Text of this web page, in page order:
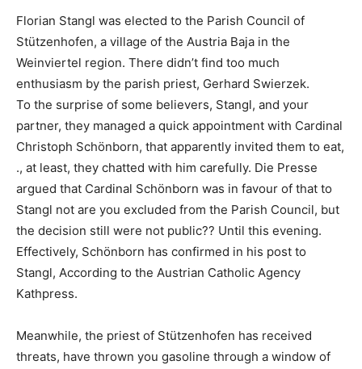
Florian Stangl was elected to the Parish Council of
Stützenhofen, a village of the Austria Baja in the
Weinviertel region. There didn’t find too much
enthusiasm by the parish priest, Gerhard Swierzek.
To the surprise of some believers, Stangl, and your
partner, they managed a quick appointment with Cardinal
Christoph Schönborn, that apparently invited them to eat,
., at least, they chatted with him carefully. Die Presse
argued that Cardinal Schönborn was in favour of that to
Stangl not are you excluded from the Parish Council, but
the decision still were not public?? Until this evening.
Effectively, Schönborn has confirmed in his post to
Stangl, According to the Austrian Catholic Agency
Kathpress.
Meanwhile, the priest of Stützenhofen has received
threats, have thrown you gasoline through a window of